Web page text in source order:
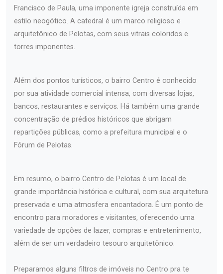
Francisco de Paula, uma imponente igreja construída em
estilo neogótico. A catedral é um marco religioso e
arquitetônico de Pelotas, com seus vitrais coloridos e
torres imponentes.
Além dos pontos turísticos, o bairro Centro é conhecido
por sua atividade comercial intensa, com diversas lojas,
bancos, restaurantes e serviços. Há também uma grande
concentração de prédios históricos que abrigam
repartições públicas, como a prefeitura municipal e o
Fórum de Pelotas.
Em resumo, o bairro Centro de Pelotas é um local de
grande importância histórica e cultural, com sua arquitetura
preservada e uma atmosfera encantadora. É um ponto de
encontro para moradores e visitantes, oferecendo uma
variedade de opções de lazer, compras e entretenimento,
além de ser um verdadeiro tesouro arquitetônico.
Preparamos alguns filtros de imóveis no Centro pra te